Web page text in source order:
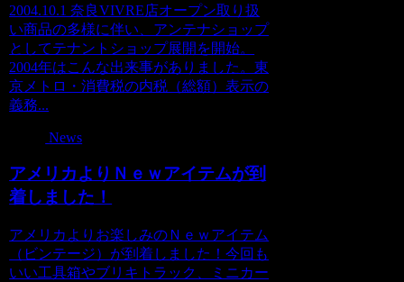
2004.10.1 奈良VIVRE店オープン取り扱
い商品の多様に伴い、アンテナショップ
としてテナントショップ展開を開始。
2004年はこんな出来事がありました。東
京メトロ・消費税の内税（総額）表示の
義務...
News
アメリカよりＮｅｗアイテムが到
着しました！
アメリカよりお楽しみのＮｅｗアイテム
（ビンテージ）が到着しました！今回も
いい工具箱やブリキトラック、ミニカー